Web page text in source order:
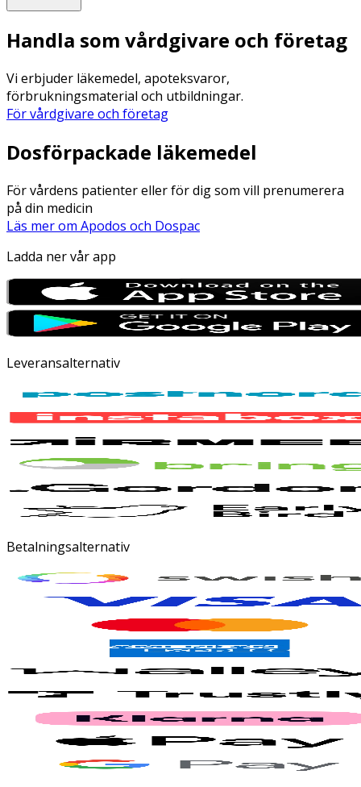
Handla som vårdgivare och företag
Vi erbjuder läkemedel, apoteksvaror,
förbrukningsmaterial och utbildningar.
För vårdgivare och företag
Dosförpackade läkemedel
För vårdens patienter eller för dig som vill prenumerera
på din medicin
Läs mer om Apodos och Dospac
Ladda ner vår app
Leveransalternativ
Betalningsalternativ